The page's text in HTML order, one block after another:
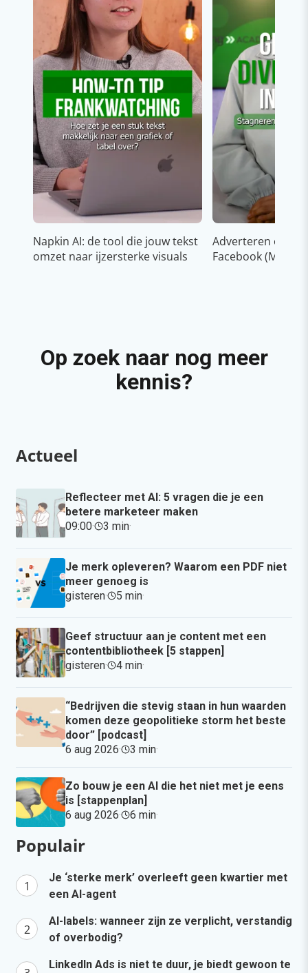
Napkin AI: de tool die jouw tekst
omzet naar ijzersterke visuals
Adverteren op
Facebook (Meta)
Op zoek naar nog meer
kennis?
Actueel
Reflecteer met AI: 5 vragen die je een
betere marketeer maken
09:00· 3 min·
Je merk opleveren? Waarom een PDF niet
meer genoeg is
gisteren· 5 min·
Geef structuur aan je content met een
contentbibliotheek [5 stappen]
gisteren· 4 min·
“Bedrijven die stevig staan in hun waarden
komen deze geopolitieke storm het beste
door” [podcast]
6 aug 2026· 3 min·
Zo bouw je een AI die het niet met je eens
is [stappenplan]
6 aug 2026· 6 min·
Populair
Je ‘sterke merk’ overleeft geen kwartier met
een AI-agent
AI-labels: wanneer zijn ze verplicht, verstandig
of overbodig?
LinkedIn Ads is niet te duur, je biedt gewoon te